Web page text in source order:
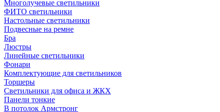
Многолучевые светильники
ФИТО светильники
Настольные светильники
Подвесные на ремне
Бра
Люстры
Линейные светильники
Фонари
Комплектующие для светильников
Торшеры
Светильники для офиса и ЖКХ
Панели тонкие
В потолок Армстронг